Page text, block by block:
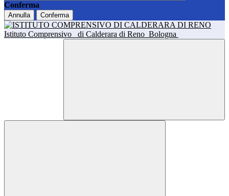
Conferma
Annulla Conferma
Istituto Comprensivo di Calderara di Reno Bologna